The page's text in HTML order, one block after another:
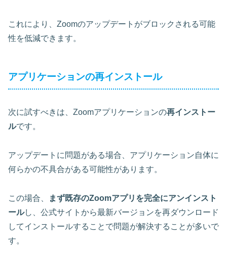
これにより、Zoomのアップデートがブロックされる可能
性を低減できます。
アプリケーションの再インストール
次に試すべきは、Zoomアプリケーションの再インストー
ルです。
アップデートに問題がある場合、アプリケーション自体に
何らかの不具合がある可能性があります。
この場合、
まず既存のZoomアプリを完全にアンインスト
ールし、公式サイトから最新バージョンを再ダウンロード
してインストールすることで問題が解決することが多いで
す。